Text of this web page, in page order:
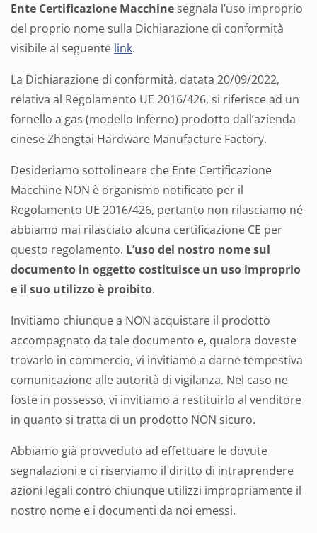
Ente Certificazione Macchine segnala l’uso improprio
del proprio nome sulla Dichiarazione di conformità
visibile al seguente link.
La Dichiarazione di conformità, datata 20/09/2022,
relativa al Regolamento UE 2016/426, si riferisce ad un
fornello a gas (modello Inferno) prodotto dall’azienda
cinese Zhengtai Hardware Manufacture Factory.
Desideriamo sottolineare che Ente Certificazione
Macchine NON è organismo notificato per il
Regolamento UE 2016/426, pertanto non rilasciamo né
abbiamo mai rilasciato alcuna certificazione CE per
questo regolamento. L’uso del nostro nome sul
documento in oggetto costituisce un uso improprio
e il suo utilizzo è proibito.
Invitiamo chiunque a NON acquistare il prodotto
accompagnato da tale documento e, qualora doveste
trovarlo in commercio, vi invitiamo a darne tempestiva
comunicazione alle autorità di vigilanza. Nel caso ne
foste in possesso, vi invitiamo a restituirlo al venditore
in quanto si tratta di un prodotto NON sicuro.
Abbiamo già provveduto ad effettuare le dovute
segnalazioni e ci riserviamo il diritto di intraprendere
azioni legali contro chiunque utilizzi impropriamente il
nostro nome e i documenti da noi emessi.